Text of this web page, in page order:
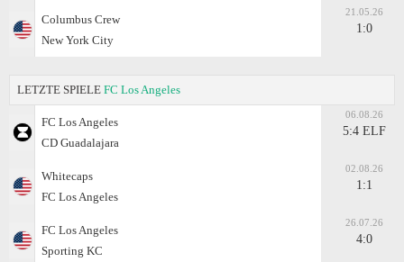
Columbus Crew
New York City
21.05.26
1:0
LETZTE SPIELE FC Los Angeles
FC Los Angeles
CD Guadalajara
06.08.26
5:4 ELF
Whitecaps
FC Los Angeles
02.08.26
1:1
FC Los Angeles
Sporting KC
26.07.26
4:0